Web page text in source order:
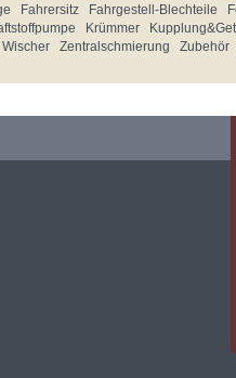
Fahrersitz Fahrgestell-Blechteile
Krümmer
Wischer Zentralschmierung Zubehör